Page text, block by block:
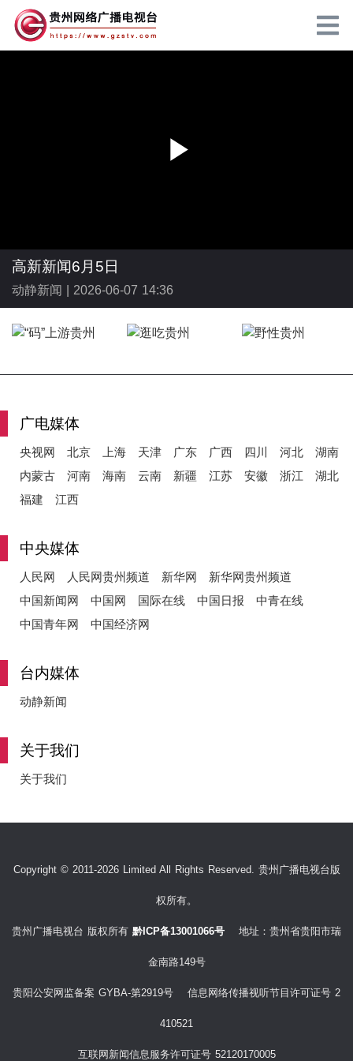
a
i
高新新闻6月5日
动静新闻 | 2026-06-07 14:36
广电媒体
央视网 北京 上海 天津 广东 广西 四川 河北
湖南
内蒙古
河南 海南 云南 新疆 江苏 安徽 浙江
湖北
福建
江西
中央媒体
人民网 人民网贵州频道 新华网
新华网贵州频道
中国新闻网
中国网 国际在线 中国日报
中青在线
中国青年网
中国经济网
台内媒体
动静新闻
关于我们
关于我们
Copyright © 2011-2026 Limited All Rights Reserved. 贵州广播电视台版
权所有。
贵州广播电视台 版权所有 黔ICP备13001066号 地址：贵州省贵阳市瑞
金南路149号
贵阳公安网监备案 GYBA-第2919号 信息网络传播视听节目许可证号 2
410521
互联网新闻信息服务许可证号 52120170005